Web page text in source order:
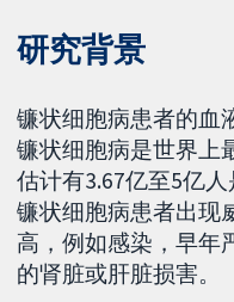
研究背景
镰状细胞病患者的血
镰状细胞病是世界上
估计有3.67亿至5亿
镰状细胞病患者出现
高，例如感染，早年
的肾脏或肝脏损害。